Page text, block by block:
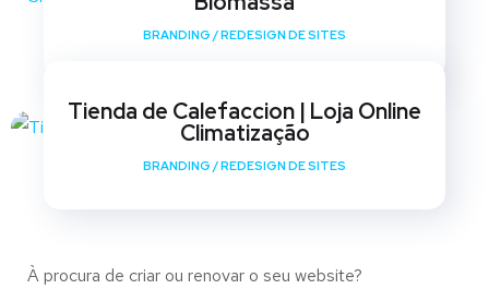
BRANDING /REDESIGN DE SITES
Tienda de Calefaccion | Loja Online
Climatização
BRANDING /REDESIGN DE SITES
À procura de criar ou renovar o seu website?